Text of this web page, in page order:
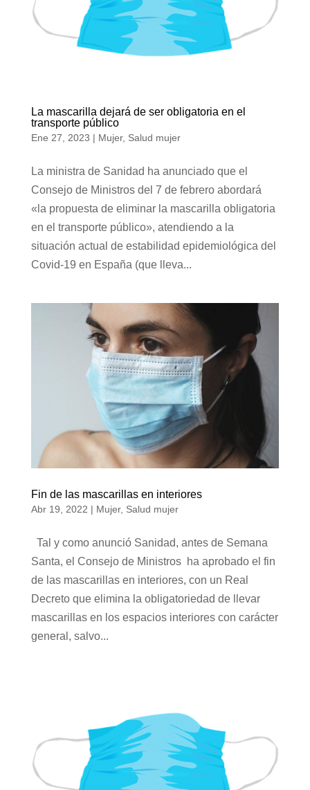
La mascarilla dejará de ser obligatoria en el
transporte público
Ene 27, 2023 | Mujer, Salud mujer
La ministra de Sanidad ha anunciado que el
Consejo de Ministros del 7 de febrero abordará
«la propuesta de eliminar la mascarilla obligatoria
en el transporte público», atendiendo a la
situación actual de estabilidad epidemiológica del
Covid-19 en España (que lleva...
Fin de las mascarillas en interiores
Abr 19, 2022 | Mujer, Salud mujer
Tal y como anunció Sanidad, antes de Semana
Santa, el Consejo de Ministros ha aprobado el fin
de las mascarillas en interiores, con un Real
Decreto que elimina la obligatoriedad de llevar
mascarillas en los espacios interiores con carácter
general, salvo...